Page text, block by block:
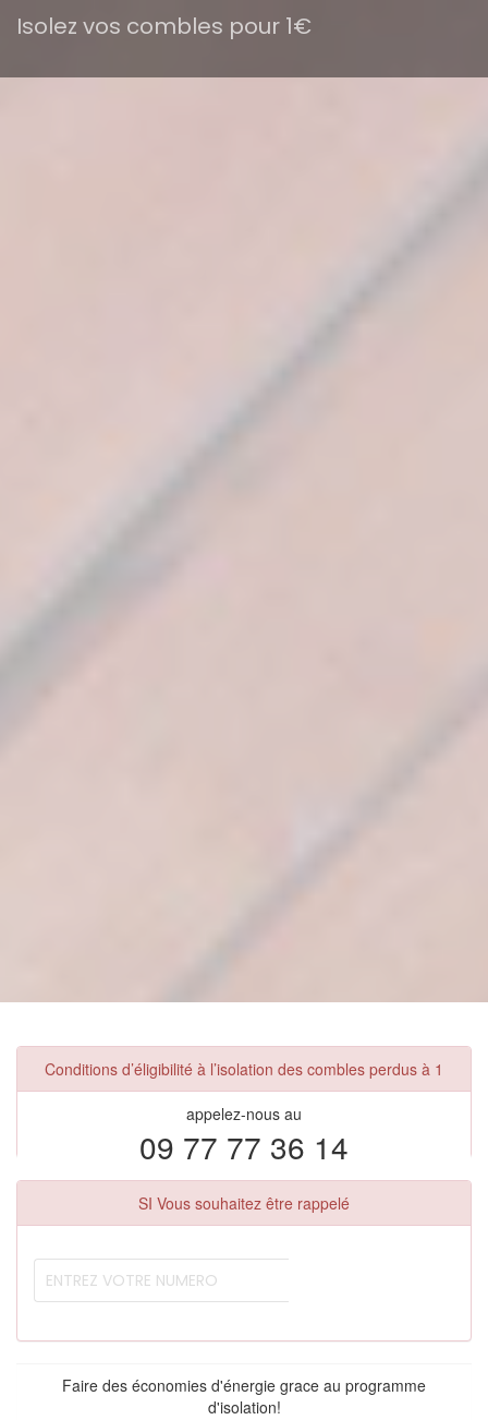
Isolez vos combles pour 1€
Conditions d’éligibilité à l’isolation des combles perdus à 1
appelez-nous au
09 77 77 36 14
SI Vous souhaitez être rappelé
Faire des économies d'énergie grace au programme
d'isolation!